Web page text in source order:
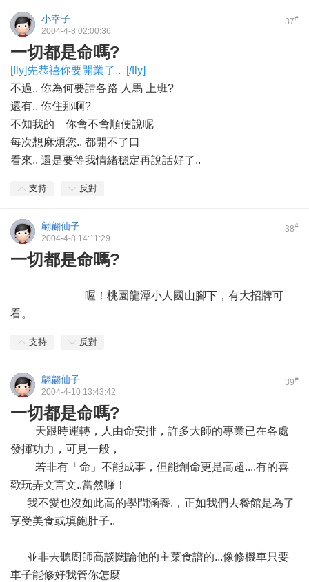
37#
小幸子
2004-4-8 02:00:36
一切都是命嗎?
[fly]先恭禧你要開業了..
[/fly]
不過.. 你為何要請各路 人馬 上班?
還有.. 你住那啊?
不知我的 你會不會順便說呢
每次想麻煩您.. 都開不了口
看來.. 還是要等我情緒穩定再說話好了..
支持 反對
38#
翩翩仙子
2004-4-8 14:11:29
一切都是命嗎?
喔！桃園龍潭小人國山腳下，有大招牌可
看。
支持 反對
39#
翩翩仙子
2004-4-10 13:43:42
一切都是命嗎?
天跟時運轉，人由命安排，許多大師的專業已在各處
發揮功力，可見一般，
若非有「命」不能成事，但能創命更是高超....有的喜
歡玩弄文言文..當然囉！
我不愛也沒如此高的學問涵養.，正如我們去餐館是為了
享受美食或填飽肚子..
並非去聽廚師高談闊論他的主菜食譜的...像修機車只要
車子能修好我管你怎麼